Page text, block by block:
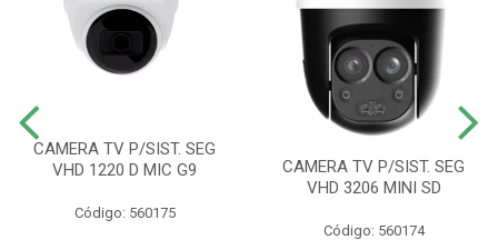
CAMERA TV P/SIST. SEG
VHD 1220 D MIC G9
Código: 560175
CAMERA TV P/SIST. SEG
VHD 3206 MINI SD
Código: 560174